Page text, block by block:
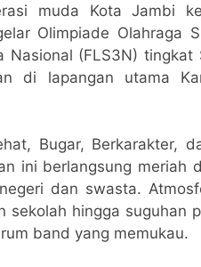
muda Kota Jambi
Olimpiade Olahraga
Nasional (FLS3N) tingkat
di lapangan utama
Bugar, Berkarakter,
ini berlangsung
dan swasta.
sekolah hingga suguhan
band yang memukau.